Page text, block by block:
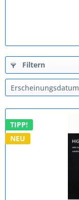
Filtern
TIPP!
NEU